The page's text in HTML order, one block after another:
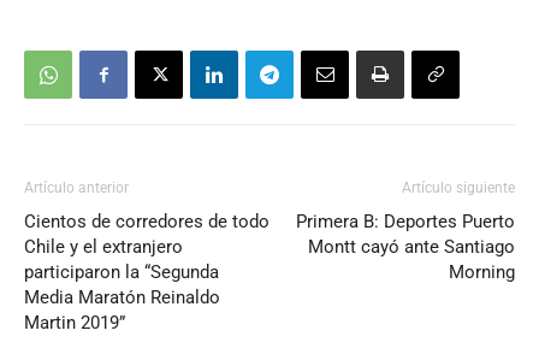
Artículo anterior
Cientos de corredores de todo
Chile y el extranjero
participaron la “Segunda
Media Maratón Reinaldo
Martin 2019”
Artículo siguiente
Primera B: Deportes Puerto
Montt cayó ante Santiago
Morning